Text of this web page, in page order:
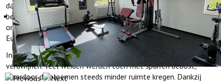
dalweiden vroeger als hooilanden gebruikten en ze nauwelijks
bemestten, konden de narcissen zich hier langzaam uitbreiden. Zo
ontstond een van de grootste natuurlijke narcissenvelden van
Europa.
In de vorige eeuw dreigde dit unieke landschap bijna te
verdwijnen. Veel weiden werden toen met sparren bebost,
waardoor de bloemen steeds minder ruimte kregen. Dankzij